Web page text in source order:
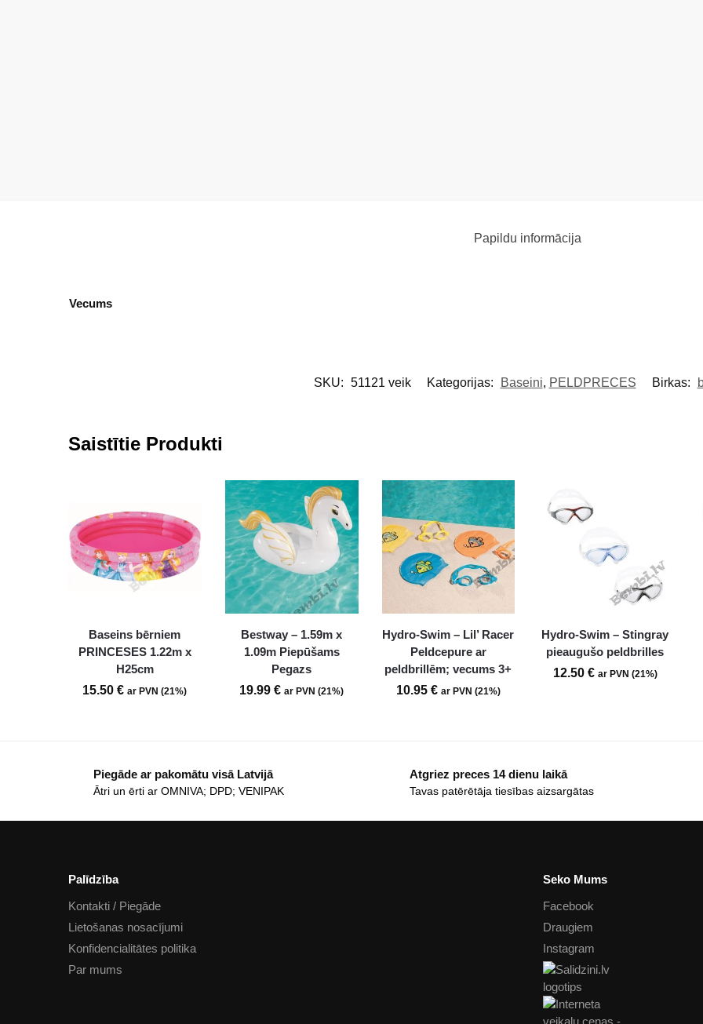
Papildu informācija
Vecums
SKU: 51121 veik Kategorijas: Baseini, PELDPRECES Birkas:
Saistītie Produkti
Baseins bērniem
PRINCESES 1.22m x
H25cm
15.50€ ar PVN (21%)
Bestway – 1.59m x
1.09m Piepūšams
Pegazs
19.99€ ar PVN (21%)
Hydro-Swim – Lil’ Racer
Peldcepure ar
peldbrillēm; vecums 3+
10.95 € ar PVN (21%)
Hydro-Swim – Stingray
pieaugušo peldbrilles
12.50 € ar PVN (21%)
Piegāde ar pakomātu visā Latvijā
Ātri un ērti ar OMNIVA; DPD; VENIPAK
Atgriez preces 14 dienu laikā
Tavas patērētāja tiesības aizsargātas
Palīdzība
Kontakti / Piegāde
Lietošanas nosacījumi
Konfidencialitātes politika
Par mums
Seko Mums
Facebook
Draugiem
Instagram